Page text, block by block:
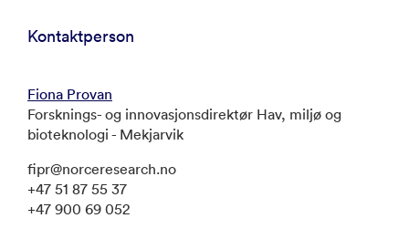
Kontaktperson
Fiona Provan
Forsknings- og innovasjonsdirektør Hav, miljø og
bioteknologi - Mekjarvik
fipr@norceresearch.no
+47 51 87 55 37
+47 900 69 052